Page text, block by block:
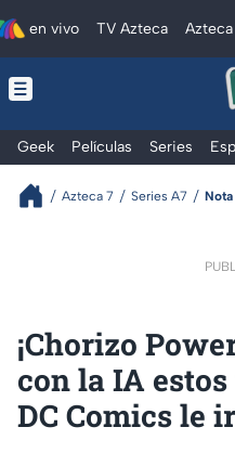
en vivo TV Azteca
Geek Películas Series
Azteca 7 Series A7 Nota
¡Chorizo
con la IA
DC Comics le